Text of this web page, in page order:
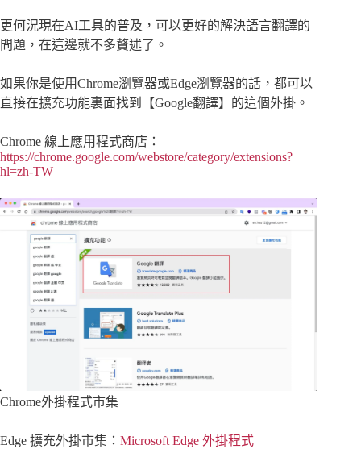
更何況現在AI工具的普及，可以更好的解決語言翻譯的
問題，在這邊就不多贅述了。
如果你是使用Chrome瀏覽器或Edge瀏覽器的話，都可以
直接在擴充功能裏面找到【Google翻譯】的這個外掛。
Chrome 線上應用程式商店：
https://chrome.google.com/webstore/category/extensions?
hl=zh-TW
Chrome外掛程式市集
Edge 擴充外掛市集： Microsoft Edge 外掛程式